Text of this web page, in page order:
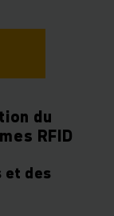
du
RFID
et des